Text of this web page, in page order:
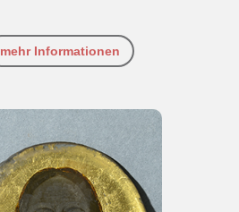
mehr Informationen